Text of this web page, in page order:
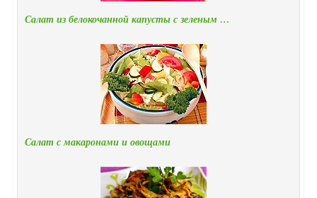
Салат из белокочанной капусты с зеленым …
Салат с макаронами и овощами